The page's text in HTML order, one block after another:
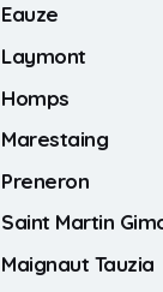
Eauze
Laymont
Homps
Marestaing
Preneron
Saint Martin
Maignaut Tauzia